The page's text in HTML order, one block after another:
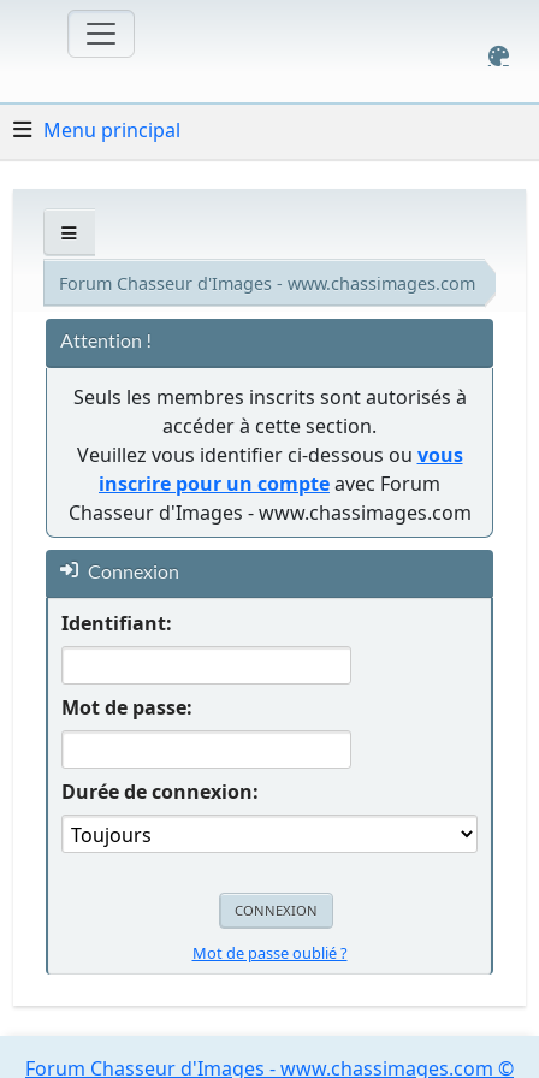
Menu principal
Forum Chasseur d'Images - www.chassimages.com
Attention !
Seuls les membres inscrits sont autorisés à
accéder à cette section.
Veuillez vous identifier ci-dessous ou vous
inscrire pour un compteavec Forum
Chasseur d'Images - www.chassimages.com
Connexion
Identifiant:
Mot de passe:
Durée de connexion:
Mot de passe oublié ?
Forum Chasseur d'Images - www.chassimages.com ©